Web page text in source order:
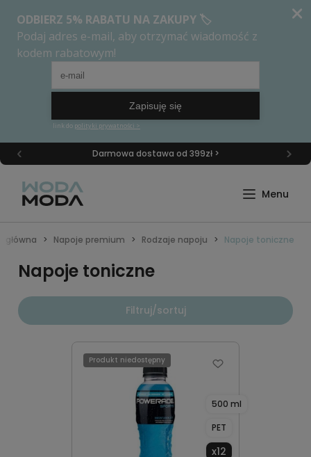
Darmowa dostawa od 399zł >
główna Napoje premium Rodzaje napoju Napoje toniczne
Napoje toniczne
Filtruj/sortuj
500 ml
PET
x12
Produkt niedostępny